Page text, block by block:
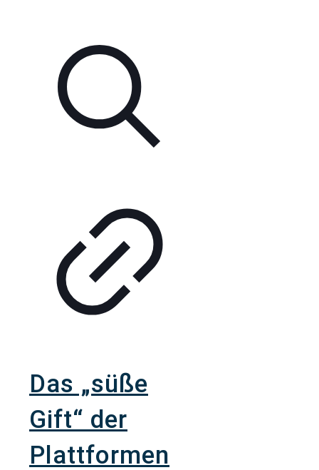
Das „süße
Gift“ der
Plattformen